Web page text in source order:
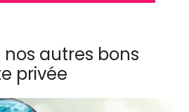
nos autres bons
privée